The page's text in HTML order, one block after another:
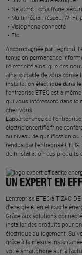
Netatmo : chauffage,
Multimédia : réseau, Wi-Fi,
Visiophone connecté​
Etc.​
​Accompagnée par Legrand,
tenue en permanence
l'électricité ainsi que des
ainsi capable de vous
installation électrique dans
l’entreprise ETEG est à
qui vous intéressent dans le
chez vous.​
L’appartenance de
électriciencertifié.fr ne
au niveau de qualification ou
rendus par l’entreprise
de l’installation des produits
UN EXPERT EN
L'entreprise ETEG à TIZAC
d'énergie et en efficacité
Grâce aux solutions
installer des produits pour
électrique du logement.
grâce à la mesure
votre smartphone sur la